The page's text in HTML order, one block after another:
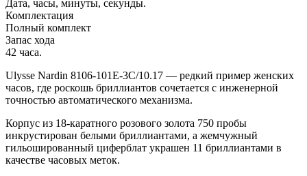
Дата, часы, минуты, секунды.
Комплектация
Полный комплект
Запас хода
42 часа.
Ulysse Nardin 8106-101E-3C/10.17 — редкий пример женских
часов, где роскошь бриллиантов сочетается с инженерной
точностью автоматического механизма.
Корпус из 18-каратного розового золота 750 пробы
инкрустирован белыми бриллиантами, а жемчужный
гильошированный циферблат украшен 11 бриллиантами в
качестве часовых меток.